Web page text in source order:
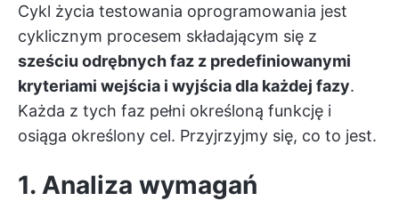
Cykl życia testowania oprogramowania jest
cyklicznym procesem składającym się z
sześciu odrębnych faz z predefiniowanymi
kryteriami wejścia i wyjścia dla każdej fazy.
Każda z tych faz pełni określoną funkcję i
osiąga określony cel. Przyjrzyjmy się, co to jest.
1. Analiza wymagań